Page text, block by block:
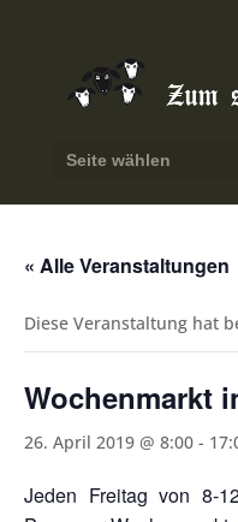
Seite wählen
« Alle Veranstaltungen
Diese Veranstaltung hat
Wochenmarkt
26. April 2019 @ 8:00 -
Jeden Freitag von 8-